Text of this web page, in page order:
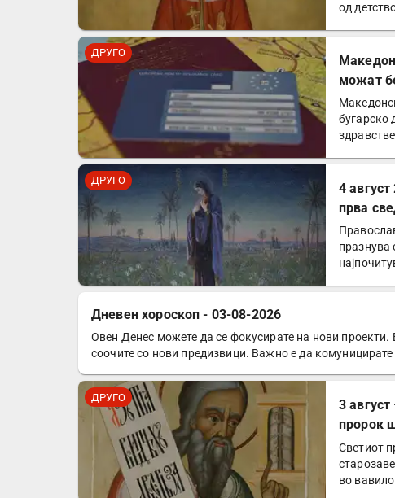
од
ДРУГО
можат
земји
бугарско
ДРУГО
4
прва
празнува
ДРУГО
Дневен хороскоп - 03-08-2026
Овен Денес можете да се фокусирате на нови проекти.
соочите со нови предизвици. Важно е да
ДРУГО
3
пророк
Светиот
во